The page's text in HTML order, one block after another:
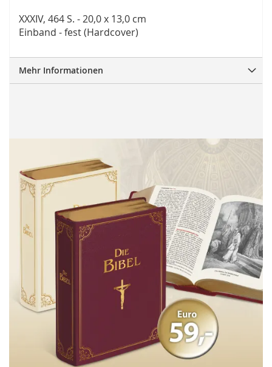
XXXIV, 464 S. - 20,0 x 13,0 cm
Einband - fest (Hardcover)
Mehr Informationen